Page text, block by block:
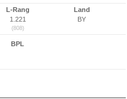
L-Rang
1.221
(808)
Land
BY
BPL